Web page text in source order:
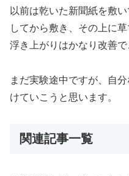
以前は乾いた新聞紙を敷
してから敷き、その上に
浮き上がりはかなり改善で
まだ実験途中ですが、自
けていこうと思います。
関連記事一覧